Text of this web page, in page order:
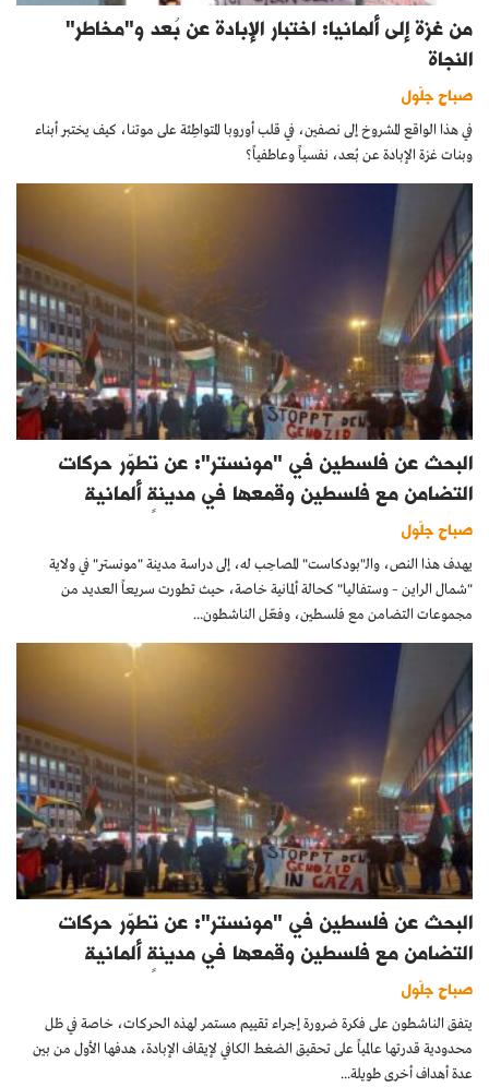
من غزة إلى ألمانيا: اختبار الإبادة عن بُعد و"مخاطر"
النجاة
صباح جلّول
في هذا الواقع المشروخ إلى نصفين، في قلب أوروبا المتواطِئة على موتنا، كيف يختبر أبناء
وبنات غزة الإبادة عن بُعد، نفسياً وعاطفياً؟
البحث عن فلسطين في "مونستر": عن تطوّر حركات
التضامن مع فلسطين وقمعها في مدينةٍ ألمانية
صباح جلّول
يهدف هذا النص، والـ"بودكاست" المصاحِب له، إلى دراسة مدينة "مونستر" في ولاية
"شمال الراين – وستفاليا" كحالة ألمانية خاصة، حيث تطورت سريعاً العديد من
مجموعات التضامن مع فلسطين، وفعّل الناشطون...
البحث عن فلسطين في "مونستر": عن تطوّر حركات
التضامن مع فلسطين وقمعها في مدينةٍ ألمانية
صباح جلّول
يتفق الناشطون على فكرة ضرورة إجراء تقييم مستمر لهذه الحركات، خاصة في ظل
محدودية قدرتها عالمياً على تحقيق الضغط الكافي لإيقاف الإبادة، هدفها الأول من بين
عدة أهداف أخرى طويلة...